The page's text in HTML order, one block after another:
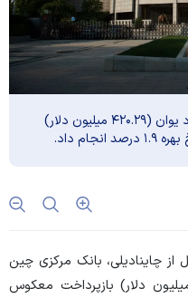
بانک مرکزی چین روز دوشنبه ۳ میلیارد یوان (۴۲۰.۲۹ میلیون دلار)
داد.
از چاینادیلی، بانک مرکزی چین
دوشنبه ۳ میلیارد یوان (۴۲۰.۲۹ میلیون دلار) بازپرداخت معکوس